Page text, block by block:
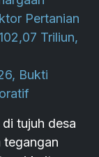
Pertanian
Triliun,
Bukti
tujuh desa
tegangan